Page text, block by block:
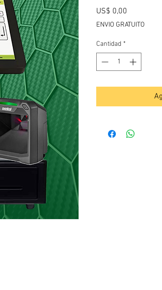
US$ 0,00
ENVIO GRATUITO
Cantidad *